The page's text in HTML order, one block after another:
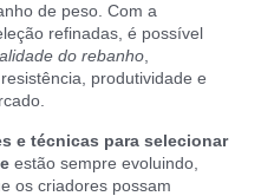
de peso. Com a
refinadas, é possível
do rebanho
produtividade e
e técnicas para selecionar
estão sempre evoluindo,
os criadores possam